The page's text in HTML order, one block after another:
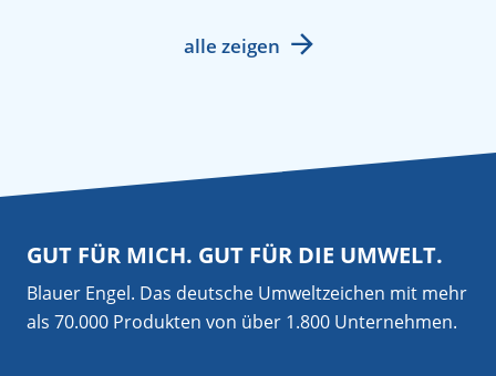
alle zeigen
GUT FÜR MICH. GUT FÜR DIE UMWELT.
Blauer Engel. Das deutsche Umweltzeichen mit mehr
als 70.000 Produkten von über 1.800 Unternehmen.